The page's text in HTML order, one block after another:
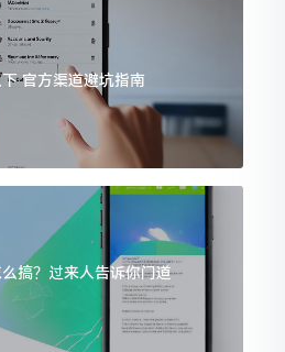
官方渠道避坑指南
搞？过来人告诉你门道